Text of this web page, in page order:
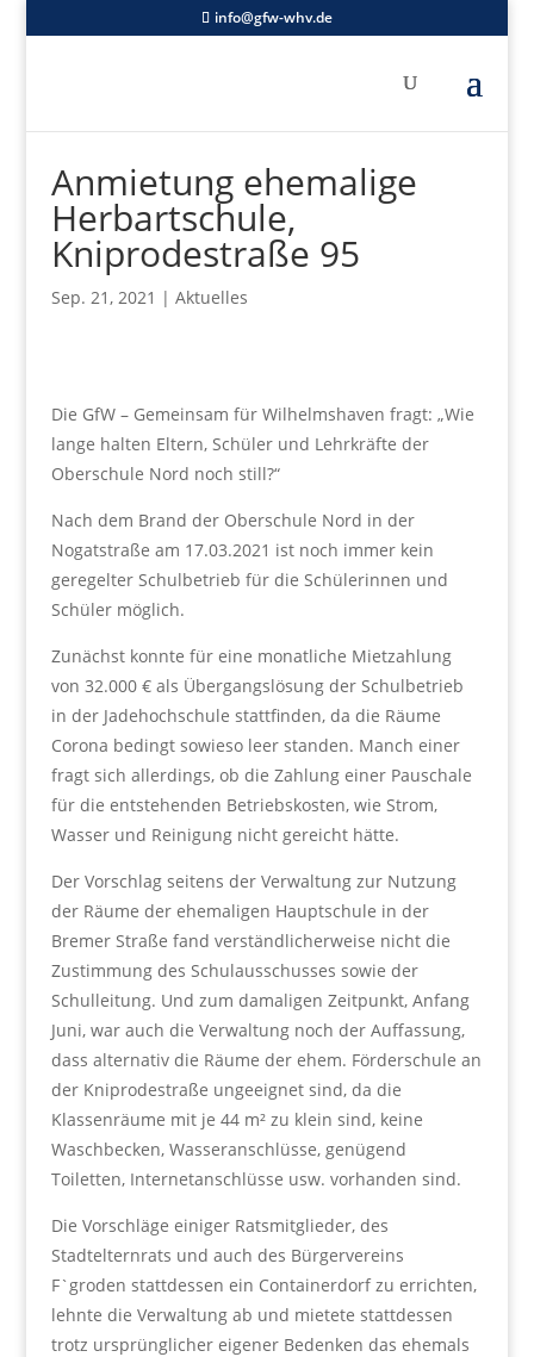
info@gfw-whv.de
Anmietung ehemalige
Herbartschule,
Kniprodestraße 95
Sep. 21, 2021 | Aktuelles
Die GfW – Gemeinsam für Wilhelmshaven fragt: „Wie
lange halten Eltern, Schüler und Lehrkräfte der
Oberschule Nord noch still?“
Nach dem Brand der Oberschule Nord in der
Nogatstraße am 17.03.2021 ist noch immer kein
geregelter Schulbetrieb für die Schülerinnen und
Schüler möglich.
Zunächst konnte für eine monatliche Mietzahlung
von 32.000 € als Übergangslösung der Schulbetrieb
in der Jadehochschule stattfinden, da die Räume
Corona bedingt sowieso leer standen. Manch einer
fragt sich allerdings, ob die Zahlung einer Pauschale
für die entstehenden Betriebskosten, wie Strom,
Wasser und Reinigung nicht gereicht hätte.
Der Vorschlag seitens der Verwaltung zur Nutzung
der Räume der ehemaligen Hauptschule in der
Bremer Straße fand verständlicherweise nicht die
Zustimmung des Schulausschusses sowie der
Schulleitung. Und zum damaligen Zeitpunkt, Anfang
Juni, war auch die Verwaltung noch der Auffassung,
dass alternativ die Räume der ehem. Förderschule an
der Kniprodestraße ungeeignet sind, da die
Klassenräume mit je 44 m² zu klein sind, keine
Waschbecken, Wasseranschlüsse, genügend
Toiletten, Internetanschlüsse usw. vorhanden sind.
Die Vorschläge einiger Ratsmitglieder, des
Stadtelternrats und auch des Bürgervereins
F`groden stattdessen ein Containerdorf zu errichten,
lehnte die Verwaltung ab und mietete stattdessen
trotz ursprünglicher eigener Bedenken das ehemals